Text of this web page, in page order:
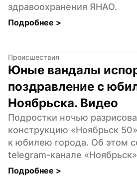
здравоохранения ЯНАО.
Подробнее >
Происшествия
Юные вандалы
поздравление с
Ноябрьска. Видео
Подростки ночью
конструкцию «Ноябрьск
к юбилею города. Об этом
telegram-канале
Подробнее >